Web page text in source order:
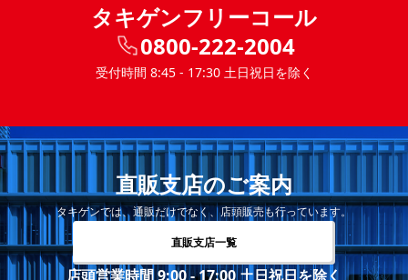
タキゲンフリーコール
0800-222-2004
受付時間 8:45 - 17:30 土日祝日を除く
直販支店のご案内
タキゲンでは、通販だけでなく、店頭販売も行っています。
直販支店一覧
店頭営業時間 9:00 - 17:00 土日祝日を除く